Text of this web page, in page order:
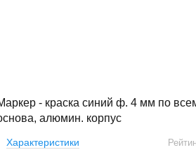
- краска синий ф. 4 мм по
алюмин. корпус
Характеристики